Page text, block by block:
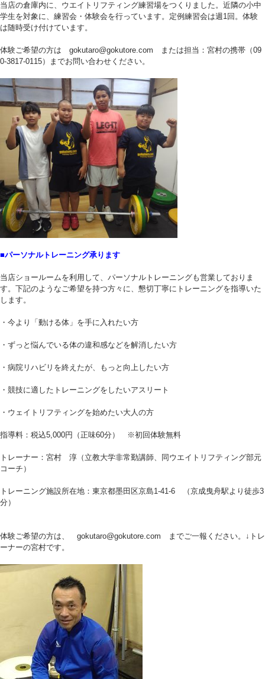
当店の倉庫内に、ウエイトリフティング練習場をつくりました。近隣の小中
学生を対象に、練習会・体験会を行っています。定例練習会は週1回。体験
は随時受け付けています。
体験ご希望の方は gokutaro@gokutore.com または担当：宮村の携帯（09
0-3817-0115）までお問い合わせください。
■パーソナルトレーニング承ります
当店ショールームを利用して、パーソナルトレーニングも営業しておりま
す。下記のようなご希望を持つ方々に、懇切丁寧にトレーニングを指導いた
します。
・今より「動ける体」を手に入れたい方
・ずっと悩んでいる体の違和感などを解消したい方
・病院リハビリを終えたが、もっと向上したい方
・競技に適したトレーニングをしたいアスリート
・ウェイトリフティングを始めたい大人の方
指導料：税込5,000円（正味60分） ※初回体験無料
トレーナー：宮村 淳（立教大学非常勤講師、同ウエイトリフティング部元
コーチ）
トレーニング施設所在地：東京都墨田区京島1-41-6 （京成曳舟駅より徒歩3
分）
体験ご希望の方は、 gokutaro@gokutore.com までご一報ください。↓トレ
ーナーの宮村です。